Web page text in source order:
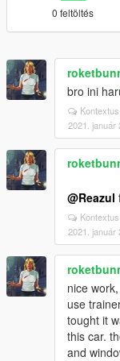
0 feltöltés
bro ini
2021. január
@Reazul
2021. január
nice
use
tought it
this car.
and